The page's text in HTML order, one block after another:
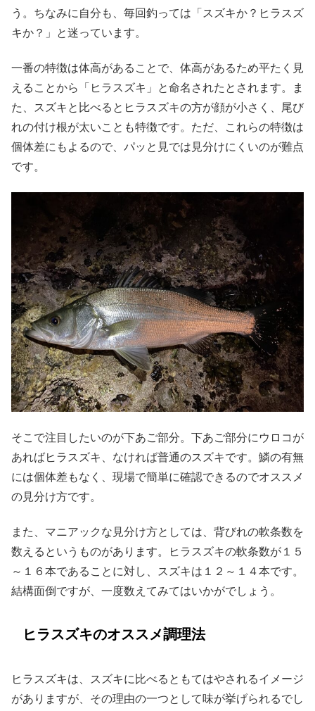
う。ちなみに自分も、毎回釣っては「スズキか？ヒラスズ
キか？」と迷っています。
一番の特徴は体高があることで、体高があるため平たく見
えることから「ヒラスズキ」と命名されたとされます。ま
た、スズキと比べるとヒラスズキの方が顔が小さく、尾び
れの付け根が太いことも特徴です。ただ、これらの特徴は
個体差にもよるので、パッと見では見分けにくいのが難点
です。
そこで注目したいのが下あご部分。下あご部分にウロコが
あればヒラスズキ、なければ普通のスズキです。鱗の有無
には個体差もなく、現場で簡単に確認できるのでオススメ
の見分け方です。
また、マニアックな見分け方としては、背びれの軟条数を
数えるというものがあります。ヒラスズキの軟条数が１５
～１６本であることに対し、スズキは１２～１４本です。
結構面倒ですが、一度数えてみてはいかがでしょう。
ヒラスズキのオススメ調理法
ヒラスズキは、スズキに比べるともてはやされるイメージ
がありますが、その理由の一つとして味が挙げられるでし